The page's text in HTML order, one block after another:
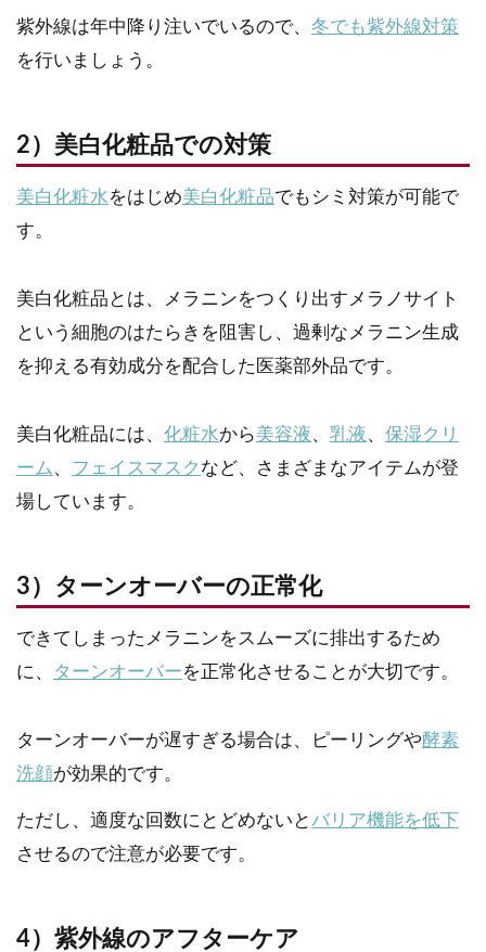
紫外線は年中降り注いでいるので、 冬でも紫外線対策
を行いましょう。
2）美白化粧品での対策
美白化粧水をはじめ美白化粧品でもシミ対策が可能で
す。
美白化粧品とは、メラニンをつくり出すメラノサイト
という細胞のはたらきを阻害し、過剰なメラニン生成
を抑える有効成分を配合した医薬部外品です。
美白化粧品には、 化粧水から美容液、 乳液、 保湿クリ
ーム 、 フェイスマスク など、さまざまなアイテムが登
場しています。
3）ターンオーバーの正常化
できてしまったメラニンをスムーズに排出するため
に、
ターンオーバーを正常化させることが大切です。
ターンオーバーが遅すぎる場合は、ピーリングや酵素
洗顔が効果的です。
ただし、適度な回数にとどめないとバリア機能を低下
させるので注意が必要です。
4）紫外線のアフターケア